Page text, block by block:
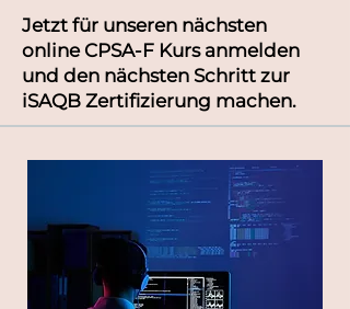
Jetzt für unseren nächsten
online CPSA‑F Kurs anmelden
und den nächsten Schritt zur
iSAQB Zertifizierung machen.